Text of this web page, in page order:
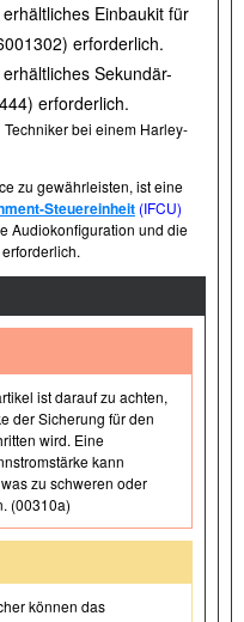
Einbaukit für
erforderlich.
Sekundär-
erforderlich.
bei einem Harley-
zu gewährleisten, ist eine
Steuereinheit (IFCU)
Audiokonfiguration und die
ist darauf zu achten,
der Sicherung für den
wird. Eine
kann
zu schweren oder
(00310a)
können das